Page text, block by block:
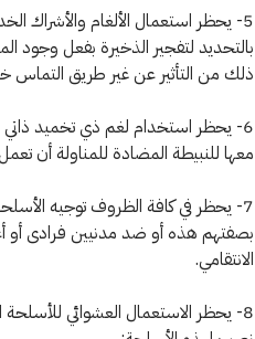
5- يحظر استعمال الألغام والأشراك
بالتحديد لتفجير الذخيرة بفعل وجود
ذلك من التأثير عن غير طريق التماس
6- يحظر استخدام لغم ذي تخميد
معها للنبيطة المضادة للمناولة أن
7- يحظر في كافة الظروف توجيه
بصفتهم هذه أو ضد مدنيين فرادى أو
الانتقامي.
8- يحظر الاستعمال العشوائي للأسلحة